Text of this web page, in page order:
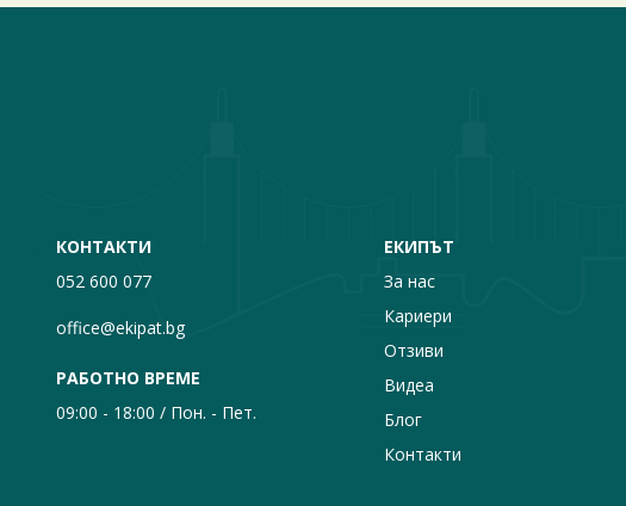
КОНТАКТИ
052 600 077
office@ekipat.bg
РАБОТНО ВРЕМЕ
09:00 - 18:00 / Пон. - Пет.
ЕКИПЪТ
За нас
Кариери
Отзиви
Видеа
Блог
Контакти